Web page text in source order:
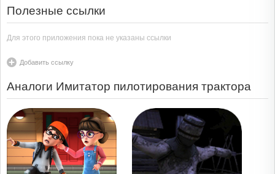
Полезные ссылки
Для этого приложения пока не указаны ссылки
Добавить ссылку
Аналоги Имитатор пилотирования трактора